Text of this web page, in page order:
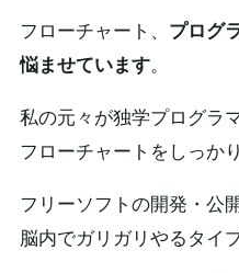
フローチャート、 プログ
悩ませています。
私の元々が独学プログラ
フローチャートをしっか
フリーソフトの開発・公
脳内でガリガリやるタイ